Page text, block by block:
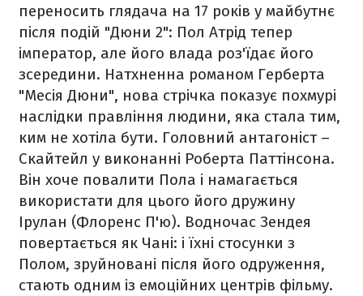
переносить глядача на 17 років у майбутнє
після подій "Дюни 2": Пол Атрід тепер
імператор, але його влада роз'їдає його
зсередини. Натхненна романом Герберта
"Месія Дюни", нова стрічка показує похмурі
наслідки правління людини, яка стала тим,
ким не хотіла бути. Головний антагоніст –
Скайтейл у виконанні Роберта Паттінсона.
Він хоче повалити Пола і намагається
використати для цього його дружину
Ірулан (Флоренс П'ю). Водночас Зендея
повертається як Чані: і їхні стосунки з
Полом, зруйновані після його одруження,
стають одним із емоційних центрів фільму.